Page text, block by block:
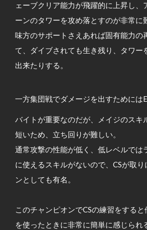
ェーブクリア能力が飛躍的に上昇し、
ーンのタワーを攻め落とすのが非常に
味方のサポートさえあれば固有能力の
て、ダイブされても生き残り、タワー
出来たりする。
一方集団戦でダメージを出すためには
バイトが重要なのだが、メイジのスキ
短いため、立ち回りが難しい。
通常攻撃の性能が低く、低レベルでは
に使えるスキルがないので、CSが取
ンとしても有名。
このチャンピオンでCSの練習をする
を使ったときに非常に簡単に感じられ